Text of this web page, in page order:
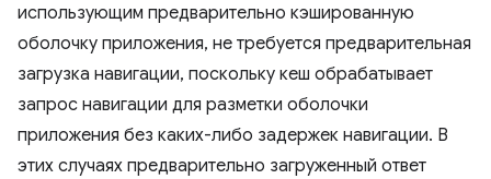
использующим предварительно кэшированную
оболочку приложения, не требуется предварительная
загрузка навигации, поскольку кеш обрабатывает
запрос навигации для разметки оболочки
приложения без каких-либо задержек навигации. В
этих случаях предварительно загруженный ответ